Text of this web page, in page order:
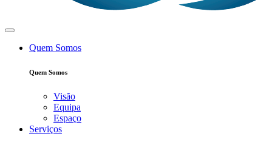
Quem Somos
Quem Somos
Visão
Equipa
Espaço
Serviços